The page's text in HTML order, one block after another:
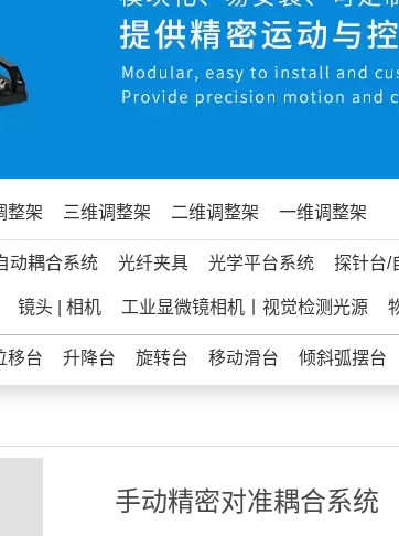
整架 三维调整架 二维调整架 一维调整架
动耦合系统 光纤夹具 光学平台系统 探针台/
镜头 | 相机 工业显微镜相机丨视觉检测光源
移台 升降台 旋转台 移动滑台 倾斜弧摆台
手动精密对准耦合系统